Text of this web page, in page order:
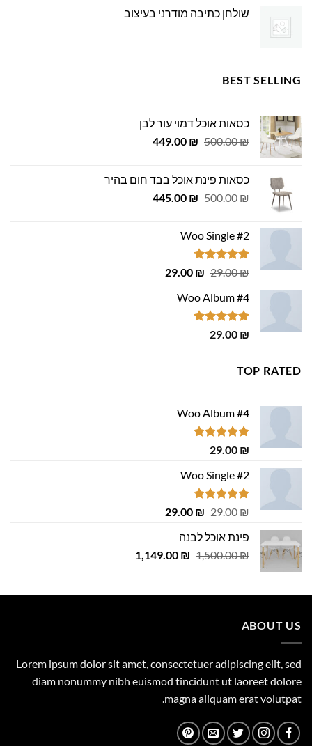
שולחן כתיבה מודרני בעיצוב
BEST SELLING
כסאות אוכל דמוי עור לבן
500.00₪
המחיר
500.00 ₪.
449.00 ₪
המחיר
449.00 ₪.
כסאות פינת אוכל בבד חום בהיר
500.00₪
המחיר
500.00 ₪.
445.00 ₪
המחיר
Woo Single #2
דורג4.75
29.00₪
המחיר
היה:
29.00 ₪.
29.00 ₪
המחיר
Woo Album #4
דורג5.00
29.00 ₪
TOP RATED
Woo Album #4
דורג5.00
29.00 ₪
Woo Single #2
דורג4.75
29.00₪
המחיר
היה:
29.00 ₪.
29.00 ₪
המחיר
29.00 ₪.
פינת אוכל לבנה
1,500.00₪
המחיר
1,500.00 ₪.
1,149.00 ₪
המחיר
1,149.00 ₪.
ABOUT US
Lorem ipsum dolor sit amet, consectetuer adipiscing elit, sed
diam nonummy nibh euismod tincidunt ut laoreet dolore
magna aliquam erat volutpat.